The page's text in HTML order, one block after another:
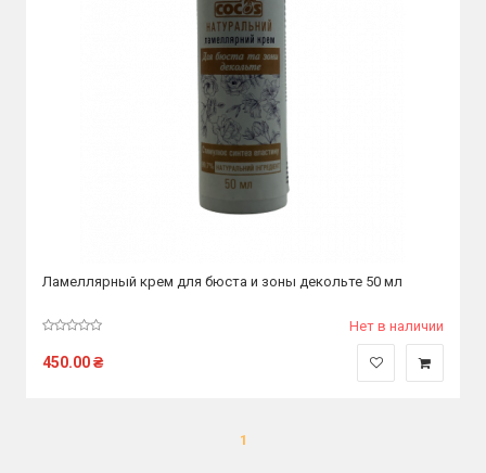
Ламеллярный крем для бюста и зоны декольте 50 мл
Нет в наличии
450.00₴
1